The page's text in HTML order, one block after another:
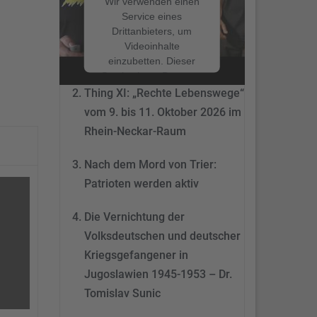
Service eines
Drittanbieters, um
Videoinhalte
einzubetten. Dieser
Service kann Daten zu
Ihren Aktivitäten
sammeln. Bitte lesen
Sie die Details durch
und stimmen Sie der
zu, um dieses Video
anzusehen.
Mehr
Informationen
Akzeptieren
powered by
Usercentrics Consent
Nach dem Mord von Trier:
Patrioten werden aktiv
Thing XI: „Rechte Lebenswege“
vom 9. bis 11. Oktober 2026 im
Rhein-Neckar-Raum
Nach dem Mord von Trier:
Patrioten werden aktiv
Die Vernichtung der
Volksdeutschen und deutscher
Kriegsgefangener in
Jugoslawien 1945-1953 – Dr.
Tomislav Sunic